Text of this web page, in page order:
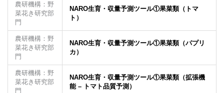
農研機構：野
菜花き研究部
門
NARO生育・収量予測ツール①果菜類（トマ
ト）
農研機構：野
菜花き研究部
門
NARO生育・収量予測ツール①果菜類（パプリ
カ）
農研機構：野
菜花き研究部
門
NARO生育・収量予測ツール①果菜類（拡張機
能 – トマト品質予測）